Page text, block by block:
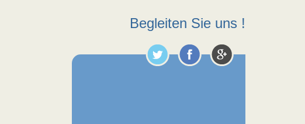
Begleiten Sie uns !